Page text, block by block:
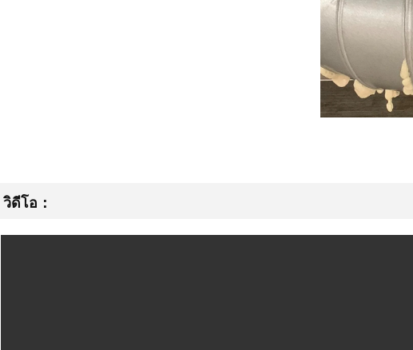
วิดีโอ：